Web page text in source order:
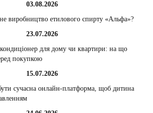
03.08.2026
виробництво етилового спирту «Альфа»?
23.07.2026
для дому чи квартири: на що
покупкою
15.07.2026
сучасна онлайн-платформа, щоб дитина